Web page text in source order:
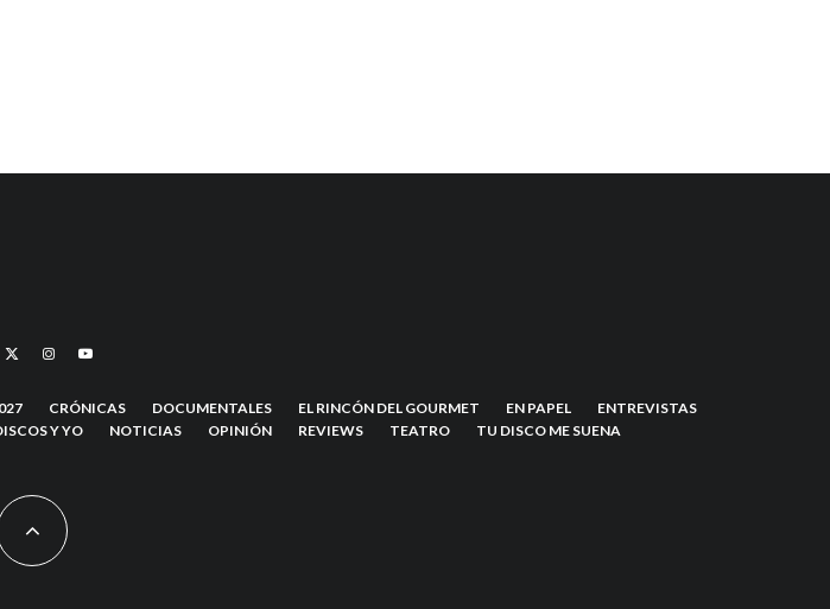
CRÓNICAS DOCUMENTALES EL RINCÓN DEL GOURMET EN PAPEL
ENTREVISTAS
Y YO NOTICIAS OPINIÓN REVIEWS TEATRO TU DISCO ME SUENA